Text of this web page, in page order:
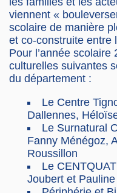
viennent «
scolaire de manière
et co-construite entre
Pour l’année
culturelles suivantes
du département :
Le Centre
Dallennes,
Le Surnatural
Fanny Ménégoz,
Roussillon
Le
Joubert et